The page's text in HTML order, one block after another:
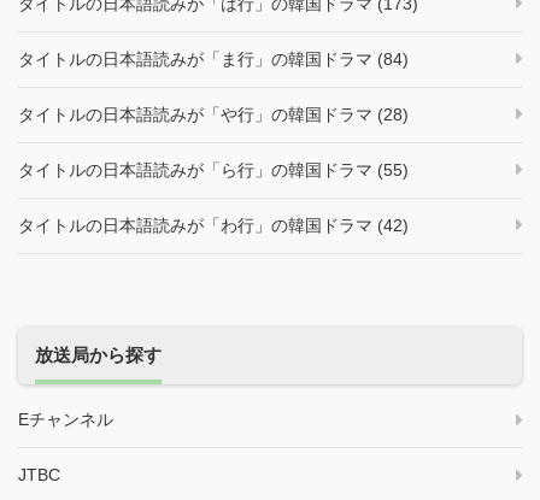
タイトルの日本語読みが「ま行」の韓国ドラマ (84)
タイトルの日本語読みが「や行」の韓国ドラマ (28)
タイトルの日本語読みが「ら行」の韓国ドラマ (55)
タイトルの日本語読みが「わ行」の韓国ドラマ (42)
放送局から探す
Eチャンネル
JTBC